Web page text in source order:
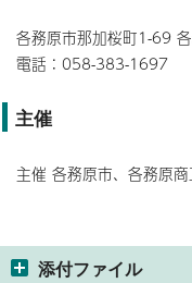
各務原市那加桜町1-69
電話：058-383-1697
主催
主催 各務原市、各務原
添付ファイル